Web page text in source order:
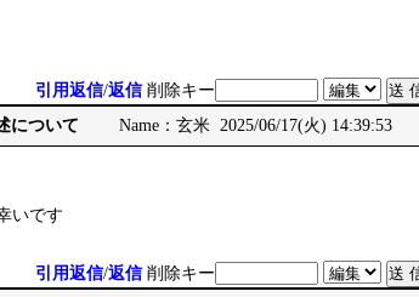
引用返信/返信 削除キー
について Name：玄米 2025/06/17(火) 14:39:53
いです
引用返信/返信 削除キー